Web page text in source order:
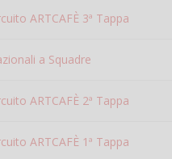
ARTCAFÈ 3ª Tappa
a Squadre
ARTCAFÈ 2ª Tappa
ARTCAFÈ 1ª Tappa